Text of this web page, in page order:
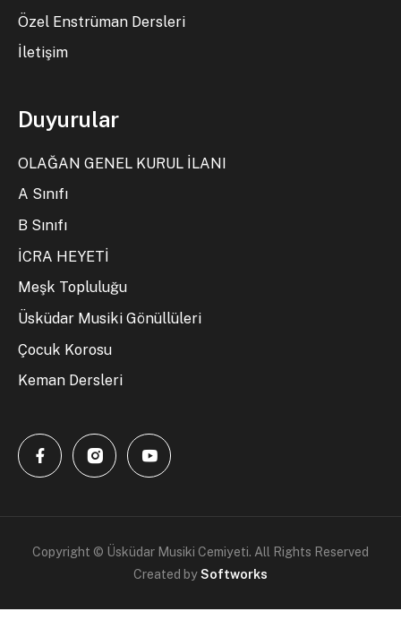
Özel Enstrüman Dersleri
İletişim
Duyurular
OLAĞAN GENEL KURUL İLANI
A Sınıfı
B Sınıfı
İCRA HEYETİ
Meşk Topluluğu
Üsküdar Musiki Gönüllüleri
Çocuk Korosu
Keman Dersleri
Copyright © Üsküdar Musiki Cemiyeti. All Rights Reserved
Created bySoftworks